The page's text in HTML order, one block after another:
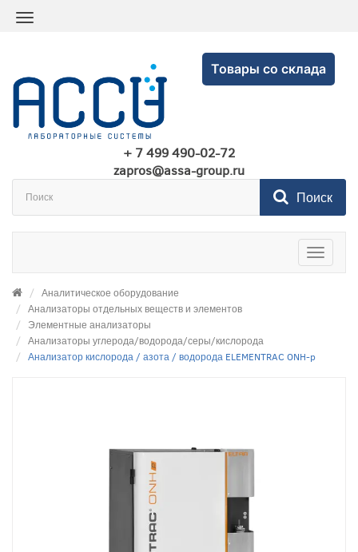
Товары со склада
+ 7 499 490-02-72
zapros@assa-group.ru
Поиск
Toggle
Аналитическое оборудование
Анализаторы отдельных веществ и элементов
Элементные анализаторы
Анализаторы углерода/водорода/серы/кислорода
Анализатор кислорода / азота / водорода ELEMENTRAC ONH-p